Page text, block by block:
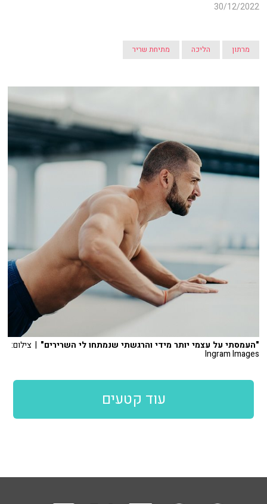
30/12/2022
מרתון הליכה מתיחת שריר
"העמסתי על עצמי יותר מידי והרגשתי שנמתחו לי השרירים" | צילום:
Ingram Images
עוד קטעים